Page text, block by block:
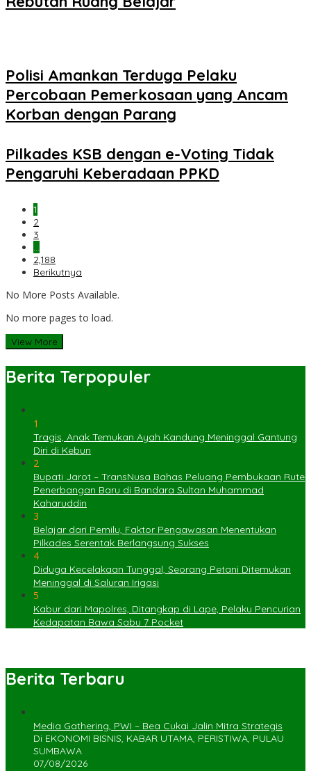
Polisi Amankan Terduga Pelaku
Percobaan Pemerkosaan yang Ancam
Korban dengan Parang
Pilkades KSB dengan e-Voting Tidak
Pengaruhi Keberadaan PPKD
1
2
3
…
2,188
Berikutnya
No More Posts Available.
No more pages to load.
View More
Berita Terpopuler
1
Tragis, Anak Temukan Ayah Kandung Meninggal Gantung
Diri di Kebun
2
Bupati Jarot – TransNusa Bahas Peluang Pembukaan Rute
Penerbangan Baru di Bandara Sultan Muhammad
Kaharuddin
3
Belajar dari Pemilu, Faktor Pengawasan Menentukan
Pilkades Serentak Berlangsung Sukses
4
Diduga Kecelakaan Tunggal, Seorang Petani Ditemukan
Meninggal di Saluran Irigasi
5
Kabur dari Mapolres, Ditangkap di Lape, Pelaku Pencurian
Kedapatan Bawa Sabu 7 Pocket
Berita Terbaru
Media Gathering, PWI – Bea Cukai Jalin Mitra Strategis
Di EKONOMI BISNIS, KABAR UTAMA, PERISTIWA, PULAU
SUMBAWA
07/08/2026